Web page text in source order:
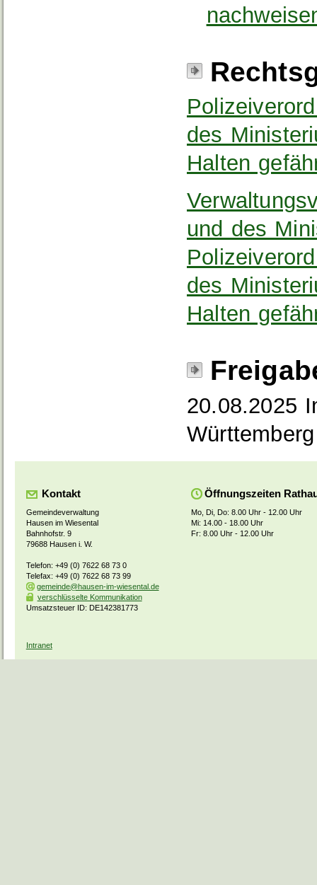
des
Halten
und des
des
Halten
20.08.2025
Württemberg
Kontakt
Gemeindeverwaltung
Hausen im Wiesental
Bahnhofstr. 9
79688 Hausen i. W.
Telefon: +49 (0) 7622 68 73 0
Telefax: +49 (0) 7622 68 73 99
gemeinde@hausen-im-wiesental.de
verschlüsselte Kommunikation
Umsatzsteuer ID: DE142381773
Öffnungszeiten
Mo, Di, Do: 8.00 Uhr - 12.00 Uhr
Mi: 14.00 - 18.00 Uhr
Fr: 8.00 Uhr - 12.00 Uhr
Intranet